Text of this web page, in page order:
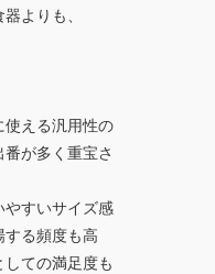
よりも、
使える汎用性の
が多く重宝さ
やすいサイズ感
する頻度も高
しての満足度も